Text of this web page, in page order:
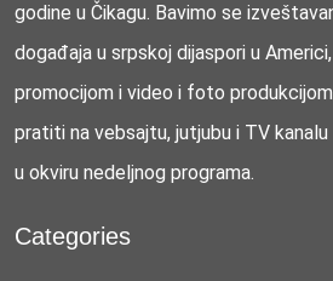
godine u Čikagu. Bavimo se
događaja u srpskoj dijaspori u
promocijom i video i foto
pratiti na vebsajtu, jutjubu i TV
u okviru nedeljnog programa.
Categories